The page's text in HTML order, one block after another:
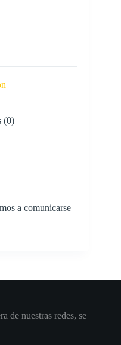
(0)
a comunicarse
de nuestras redes, se